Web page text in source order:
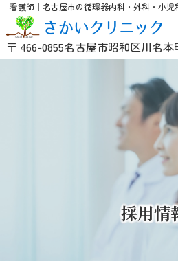
看護師｜名古屋市の循環器内科・外科・小児
〒 466-0855名古屋市昭和区川名本
採用情